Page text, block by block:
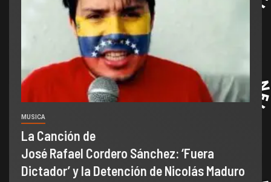
MUSICA
La Canción de
José Rafael Cordero Sánchez: ‘Fuera
Dictador’ y la Detención de Nicolás Maduro